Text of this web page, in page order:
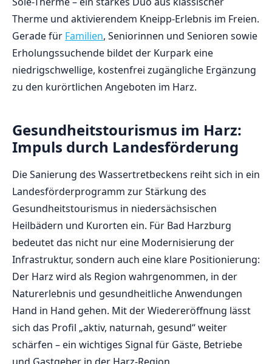
Therme und aktivierendem Kneipp-Erlebnis im Freien.
Gerade für Familien, Seniorinnen und Senioren sowie
Erholungssuchende bildet der Kurpark eine
niedrigschwellige, kostenfrei zugängliche Ergänzung
zu den kurörtlichen Angeboten im Harz.
Gesundheitstourismus im Harz:
Impuls durch Landesförderung
Die Sanierung des Wassertretbeckens reiht sich in ein
Landesförderprogramm zur Stärkung des
Gesundheitstourismus in niedersächsischen
Heilbädern und Kurorten ein. Für Bad Harzburg
bedeutet das nicht nur eine Modernisierung der
Infrastruktur, sondern auch eine klare Positionierung:
Der Harz wird als Region wahrgenommen, in der
Naturerlebnis und gesundheitliche Anwendungen
Hand in Hand gehen. Mit der Wiedereröffnung lässt
sich das Profil „aktiv, naturnah, gesund“ weiter
schärfen – ein wichtiges Signal für Gäste, Betriebe